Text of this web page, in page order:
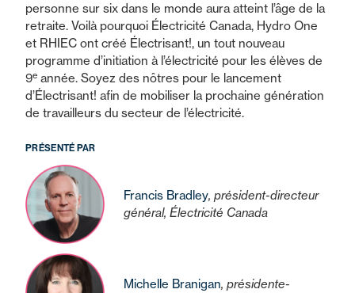
personne sur six dans le monde aura atteint l’âge de la
retraite. Voilà pourquoi Électricité Canada, Hydro One
et RHIEC ont créé Électrisant!, un tout nouveau
programme d’initiation à l’électricité pour les élèves de
9e année. Soyez des nôtres pour le lancement
d’Électrisant! afin de mobiliser la prochaine génération
de travailleurs du secteur de l’électricité.
PRÉSENTÉ PAR
Francis Bradley, président-directeur
général, Électricité Canada
Michelle Branigan, présidente-